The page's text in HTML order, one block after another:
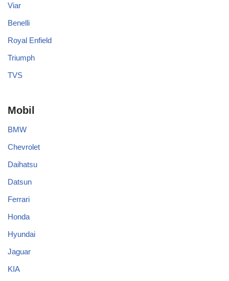
Viar
Benelli
Royal Enfield
Triumph
TVS
Mobil
BMW
Chevrolet
Daihatsu
Datsun
Ferrari
Honda
Hyundai
Jaguar
KIA